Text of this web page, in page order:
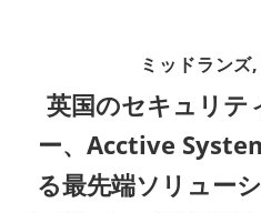
ミッドラン
英国のセキュリテ
ー、Acctive
る最先端ソリュー